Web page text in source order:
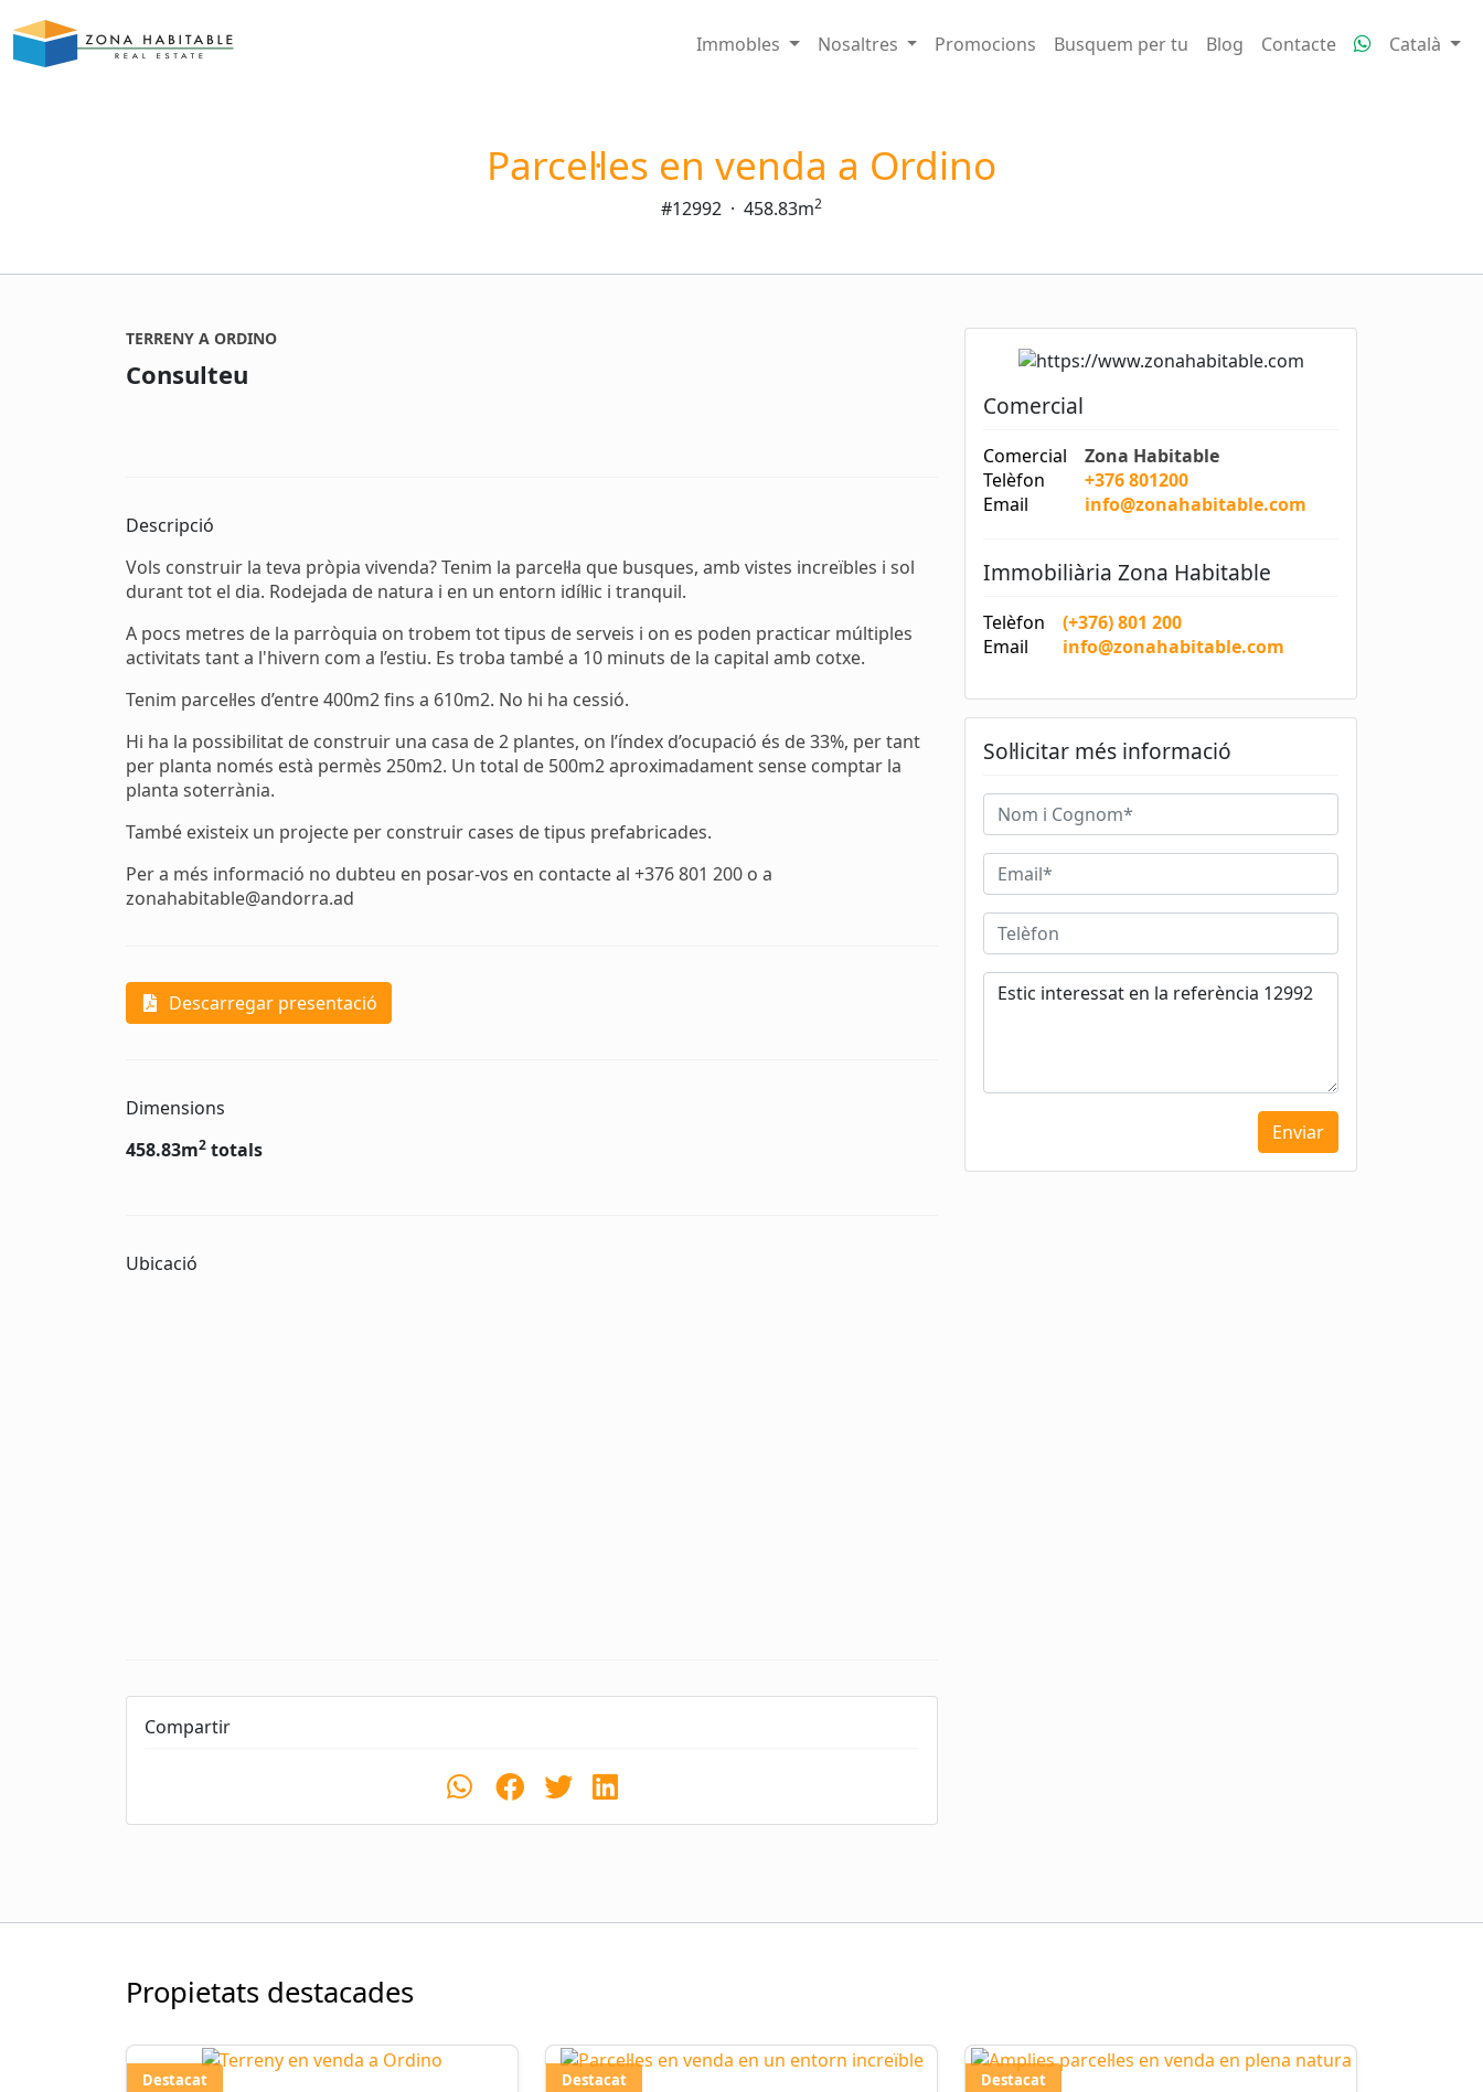
Immobles Nosaltres Promocions Busquem per tu Blog Contacte Català
Parcel·les en venda a Ordino
#12992 · 458.83m2
TERRENY A ORDINO
Consulteu
Descripció
Vols construir la teva pròpia vivenda? Tenim la parcel·la que busques, amb vistes increïbles i sol
durant tot el dia. Rodejada de natura i en un entorn idíl·lic i tranquil.
A pocs metres de la parròquia on trobem tot tipus de serveis i on es poden practicar múltiples
activitats tant a l'hivern com a l’estiu. Es troba també a 10 minuts de la capital amb cotxe.
Tenim parcel·les d’entre 400m2 fins a 610m2. No hi ha cessió.
Hi ha la possibilitat de construir una casa de 2 plantes, on l’índex d’ocupació és de 33%, per tant
per planta només està permès 250m2. Un total de 500m2 aproximadament sense comptar la
planta soterrània.
També existeix un projecte per construir cases de tipus prefabricades.
Per a més informació no dubteu en posar-vos en contacte al +376 801 200 o a
zonahabitable@andorra.ad
Descarregar presentació
Dimensions
458.83m2 totals
Ubicació
Compartir
Comercial
Comercial
Zona Habitable
Telèfon
+376 801200
Email
info@zonahabitable.com
Immobiliària Zona Habitable
Telèfon
(+376) 801 200
Email
info@zonahabitable.com
Sol·licitar més informació
Enviar
Propietats destacades
Destacat Destacat Destacat